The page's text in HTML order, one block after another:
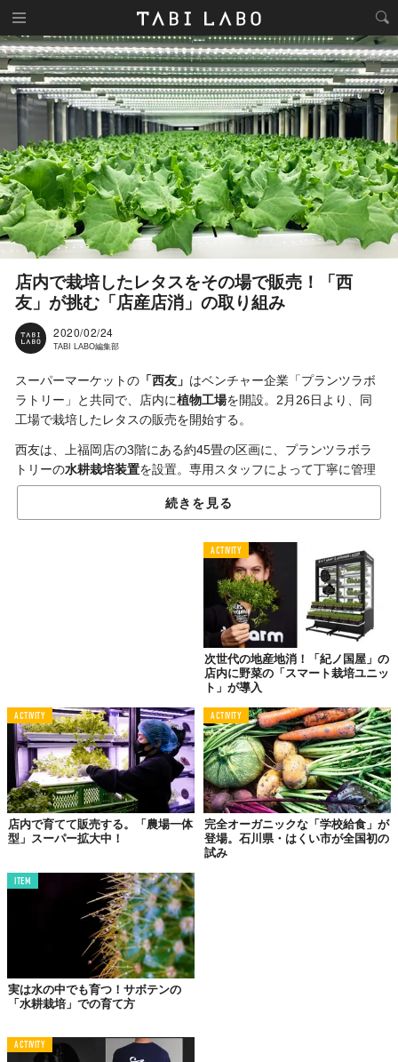
店内で栽培したレタスをその場で販売！「西
友」が挑む「店産店消」の取り組み
2020/02/24
TABI LABO編集部
スーパーマーケットの 「西友」 はベンチャー企業「プランツラボ
ラトリー」と共同で、店内に植物工場を開設。2月26日より、同
工場で栽培したレタスの販売を開始する。
西友は、上福岡店の3階にある約45畳の区画に、プランツラボラ
トリーの水耕栽培装置を設置。専用スタッフによって丁寧に管理
され、毎日収穫されるレタスは、そのまま同店の地下1階の野菜売
当然ながら、生産元は明確であり、その鮮度の高さは折り紙付き
また、屋内での栽培のため天候に左右されず、安定した商品の共
にして、無農薬栽培まで実現
トレーサビリティといったニーズの高まりを受
けてスタートしたこの取り組みは、そのサステイナビリティの高
続きを見る
ACTIVITY
次世代の地産地消！「紀ノ国屋」の
店内に野菜の「スマート栽培ユニッ
ト」が導入
ACTIVITY
店内で育てて販売する。「農場一体
型」スーパー拡大中！
ACTIVITY
完全オーガニックな「学校給食」が
登場。石川県・はくい市が全国初の
試み
ITEM
実は水の中でも育つ！サボテンの
「水耕栽培」での育て方
ACTIVITY